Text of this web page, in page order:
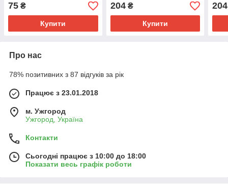
75 ₴
Купити
204₴
Купити
204
Про нас
78% позитивних з 87 відгуків за рік
Працює з 23.01.2018
м. Ужгород
Ужгород, Україна
Контакти
Сьогодні працює з 10:00 до 18:00
Показати весь графік роботи